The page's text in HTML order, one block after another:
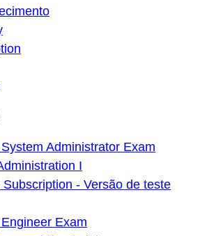
Administrator Exam
I
- Versão de teste
Exam